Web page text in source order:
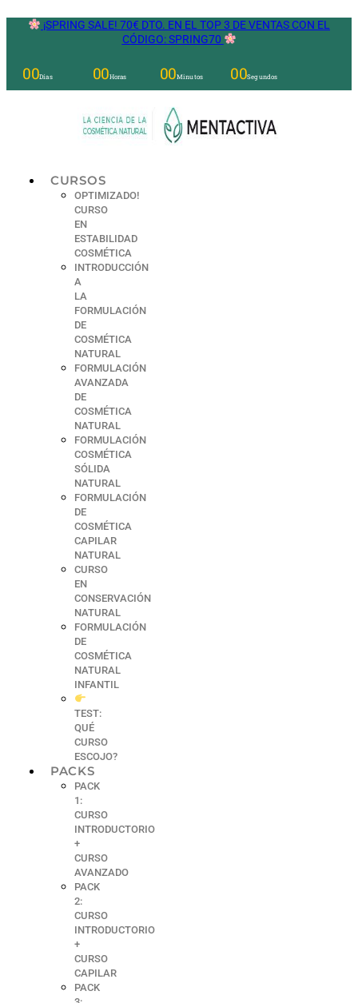
¡SPRING SALE! 70€ DTO. EN EL TOP 3 DE VENTAS CON EL
CÓDIGO: SPRING70
00Días 00Horas 00Minutos 00Segundos
CURSOS
OPTIMIZADO!
CURSO
EN
ESTABILIDAD
COSMÉTICA
INTRODUCCIÓN
A
LA
FORMULACIÓN
DE
COSMÉTICA
NATURAL
FORMULACIÓN
AVANZADA
DE
COSMÉTICA
NATURAL
FORMULACIÓN
COSMÉTICA
SÓLIDA
NATURAL
FORMULACIÓN
DE
COSMÉTICA
CAPILAR
NATURAL
CURSO
EN
CONSERVACIÓN
NATURAL
FORMULACIÓN
DE
COSMÉTICA
NATURAL
INFANTIL
TEST:
QUÉ
CURSO
ESCOJO?
PACKS
PACK
1:
CURSO
INTRODUCTORIO
+
CURSO
AVANZADO
PACK
2:
CURSO
INTRODUCTORIO
+
CURSO
CAPILAR
PACK